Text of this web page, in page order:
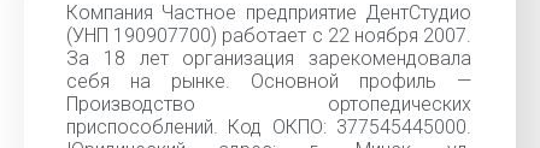
Компания Частное предприятие ДентСтудио
(УНП 190907700) работает с 22 ноября 2007.
За 18 лет организация зарекомендовала
себя на рынке. Основной профиль —
Производство ортопедических
приспособлений. Код ОКПО: 377545445000.